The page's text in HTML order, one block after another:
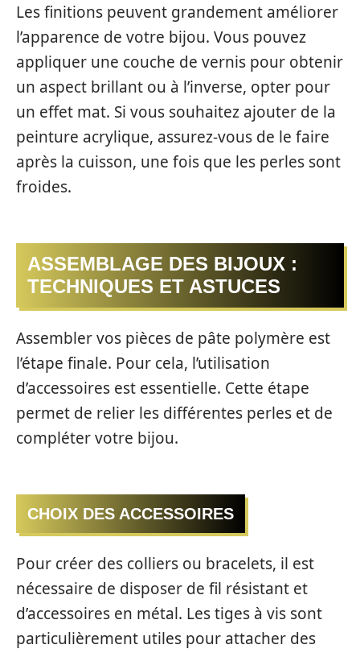
Les finitions peuvent grandement améliorer
l’apparence de votre bijou. Vous pouvez
appliquer une couche de vernis pour obtenir
un aspect brillant ou à l’inverse, opter pour
un effet mat. Si vous souhaitez ajouter de la
peinture acrylique, assurez-vous de le faire
après la cuisson, une fois que les perles sont
froides.
ASSEMBLAGE DES BIJOUX :
TECHNIQUES ET ASTUCES
Assembler vos pièces de pâte polymère est
l’étape finale. Pour cela, l’utilisation
d’accessoires est essentielle. Cette étape
permet de relier les différentes perles et de
compléter votre bijou.
CHOIX DES ACCESSOIRES
Pour créer des colliers ou bracelets, il est
nécessaire de disposer de fil résistant et
d’accessoires en métal. Les tiges à vis sont
particulièrement utiles pour attacher des